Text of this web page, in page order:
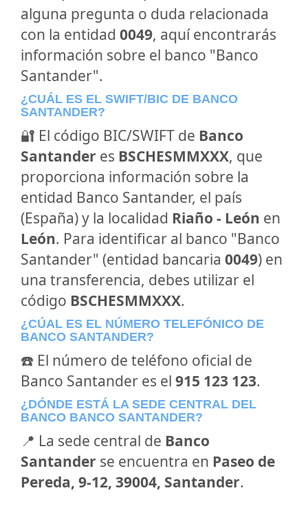
alguna pregunta o duda relacionada
con la entidad 0049, aquí encontrarás
información sobre el banco "Banco
Santander".
¿CUÁL ES EL SWIFT/BIC DE BANCO
SANTANDER?
🔐 El código BIC/SWIFT de Banco
Santander es BSCHESMMXXX, que
proporciona información sobre la
entidad Banco Santander, el país
(España) y la localidad Riaño - León en
León. Para identificar al banco "Banco
Santander" (entidad bancaria 0049) en
una transferencia, debes utilizar el
código BSCHESMMXXX.
¿CÚAL ES EL NÚMERO TELEFÓNICO DE
BANCO SANTANDER?
☎️ El número de teléfono oficial de
Banco Santander es el 915 123 123.
¿DÓNDE ESTÁ LA SEDE CENTRAL DEL
BANCO BANCO SANTANDER?
📍 La sede central de Banco
Santander se encuentra en Paseo de
Pereda, 9-12, 39004, Santander.